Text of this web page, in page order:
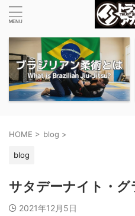
HOME > blog >
blog
サタデーナイト・
2021年12月5日